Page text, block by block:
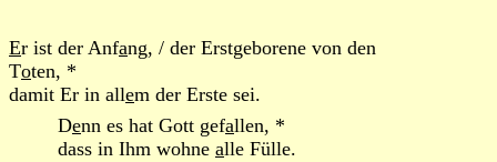
Er ist der Anfang, / der Erstgeborene von den
Toten, *
damit Er in allem der Erste sei.
Denn es hat Gott gefallen, *
dass in Ihm wohne alle Fülle.